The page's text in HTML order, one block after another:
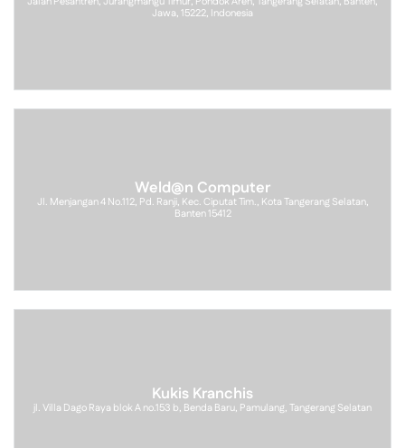
Jawa, 15222, Indonesia
Weld@n Computer
Jl. Menjangan 4 No.112, Pd. Ranji, Kec. Ciputat Tim., Kota Tangerang Selatan,
Banten 15412
Kukis Kranchis
jl. Villa Dago Raya blok A no.153 b, Benda Baru, Pamulang, Tangerang Selatan